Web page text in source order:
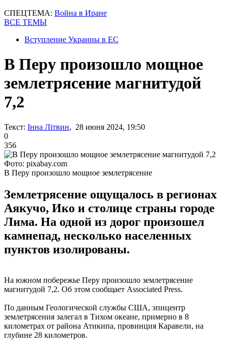
СПЕЦТЕМА: Война в Иране
ВСЕ ТЕМЫ
Вступление Украины в ЕС
В Перу произошло мощное
землетрясение магнитудой
7,2
Текст: Інна Літвин, 28 июня 2024, 19:50
0
356
Фото: pixabay.com
В Перу произошло мощное землетрясение
Землетрясение ощущалось в регионах
Аякучо, Ико и столице страны городе
Лима. На одной из дорог произошел
камнепад, несколько населенных
пунктов изолированы.
На южном побережье Перу произошло землетрясение
магнитудой 7,2. Об этом сообщает Associated Press.
По данным Геологической службы США, эпицентр
землетрясения залегал в Тихом океане, примерно в 8
километрах от района Атикипа, провинция Каравели, на
глубине 28 километров.